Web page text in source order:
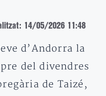
14/05/2026 11:48
d’Andorra la
del divendres
de Taizé,